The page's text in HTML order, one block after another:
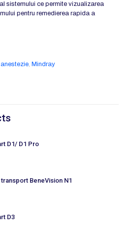
sistemului ce permite vizualizarea
pentru remedierea rapida a
, Mindray
D1/ D1 Pro
BeneVision N1
D3